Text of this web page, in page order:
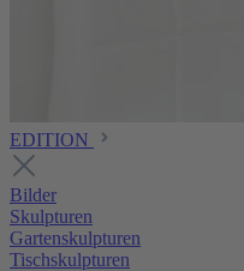
EDITION
Bilder
Skulpturen
Gartenskulpturen
Tischskulpturen